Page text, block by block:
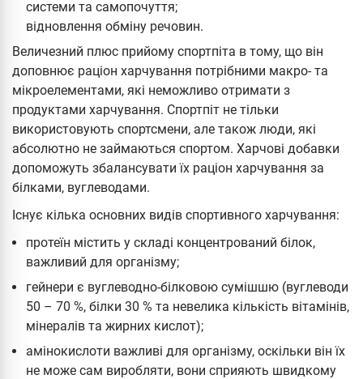
системи та самопочуття;
відновлення обміну речовин.
Величезний плюс прийому спортпіта в тому, що він
доповнює раціон харчування потрібними макро- та
мікроелементами, які неможливо отримати з
продуктами харчування. Спортпіт не тільки
використовують спортсмени, але також люди, які
абсолютно не займаються спортом. Харчові добавки
допоможуть збалансувати їх раціон харчування за
білками, вуглеводами.
Існує кілька основних видів спортивного харчування:
протеїн містить у складі концентрований білок,
важливий для організму;
гейнери є вуглеводно-білковою сумішшю (вуглеводи
50 – 70 %, білки 30 % та невелика кількість вітамінів,
мінералів та жирних кислот);
амінокислоти важливі для організму, оскільки він їх
не може сам виробляти, вони сприяють швидкому